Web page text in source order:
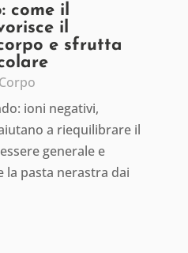
come il
il
e sfrutta
ioni negativi,
a riequilibrare il
generale e
pasta nerastra dai